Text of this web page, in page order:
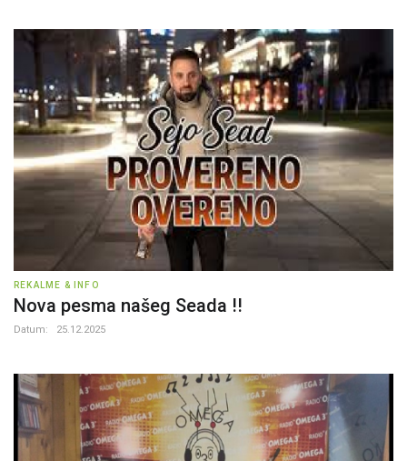
REKALME & INFO
Nova pesma našeg Seada !!
Datum: 25.12.2025